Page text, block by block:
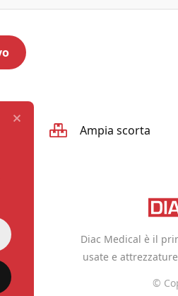
Ampia scorta
Diac Medical è il
usate e
©